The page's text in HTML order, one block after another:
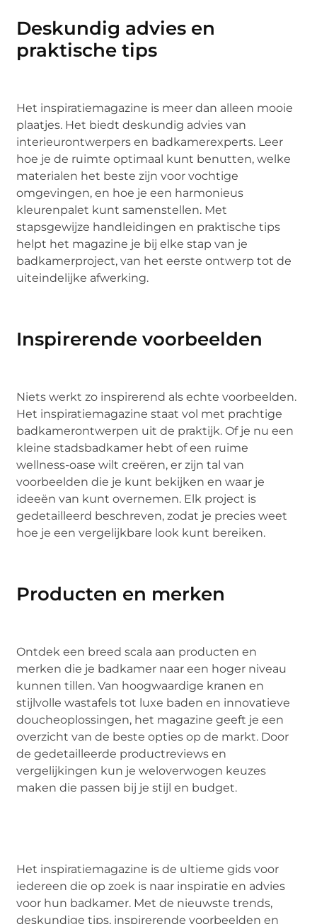
Deskundig advies en
praktische tips
Het inspiratiemagazine is meer dan alleen mooie
plaatjes. Het biedt deskundig advies van
interieurontwerpers en badkamerexperts. Leer
hoe je de ruimte optimaal kunt benutten, welke
materialen het beste zijn voor vochtige
omgevingen, en hoe je een harmonieus
kleurenpalet kunt samenstellen. Met
stapsgewijze handleidingen en praktische tips
helpt het magazine je bij elke stap van je
badkamerproject, van het eerste ontwerp tot de
uiteindelijke afwerking.
Inspirerende voorbeelden
Niets werkt zo inspirerend als echte voorbeelden.
Het inspiratiemagazine staat vol met prachtige
badkamerontwerpen uit de praktijk. Of je nu een
kleine stadsbadkamer hebt of een ruime
wellness-oase wilt creëren, er zijn tal van
voorbeelden die je kunt bekijken en waar je
ideeën van kunt overnemen. Elk project is
gedetailleerd beschreven, zodat je precies weet
hoe je een vergelijkbare look kunt bereiken.
Producten en merken
Ontdek een breed scala aan producten en
merken die je badkamer naar een hoger niveau
kunnen tillen. Van hoogwaardige kranen en
stijlvolle wastafels tot luxe baden en innovatieve
doucheoplossingen, het magazine geeft je een
overzicht van de beste opties op de markt. Door
de gedetailleerde productreviews en
vergelijkingen kun je weloverwogen keuzes
maken die passen bij je stijl en budget.
Het inspiratiemagazine is de ultieme gids voor
iedereen die op zoek is naar inspiratie en advies
voor hun badkamer. Met de nieuwste trends,
deskundige tips, inspirerende voorbeelden en